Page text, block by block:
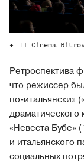
Il Cinema
Ретроспектива
что режиссер
по-итальянски»
«Невеста
и итальянского
социальных